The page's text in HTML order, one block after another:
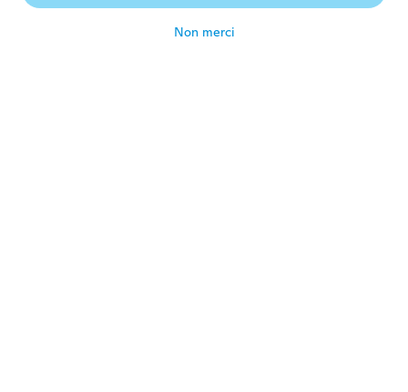
Non merci